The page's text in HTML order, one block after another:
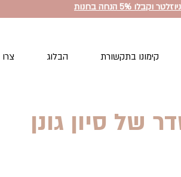
5% הנחה בחנות
קימונו בתקשורת הבלוג
של סיון גונן